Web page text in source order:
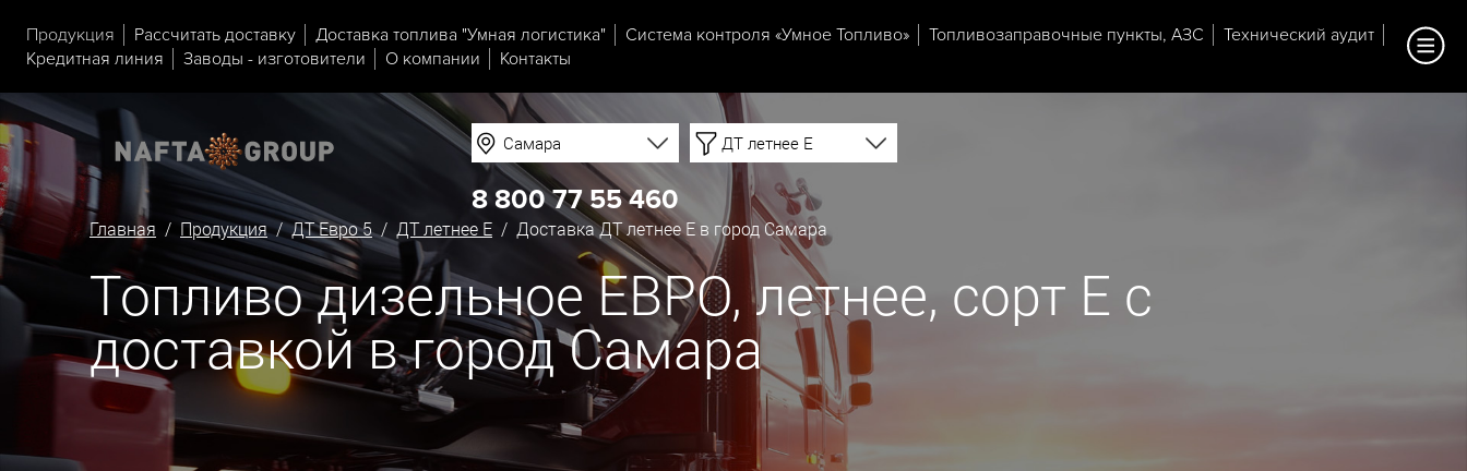
Продукция Рассчитать доставку Доставка топлива "Умная логистика" Система контроля «Умное Топливо» Топливозаправочные пункты, АЗС
Технический аудит
Кредитная линия
Заводы - изготовители О компании Контакты
Самара ДТ летнее Е
8 800 77 55 460
Главная / Продукция/ДТ Евро 5/ ДТ летнее Е / Доставка ДТ летнее Е в город Самара
Топливо дизельное ЕВРО, летнее, сорт E с
доставкой в город Самара